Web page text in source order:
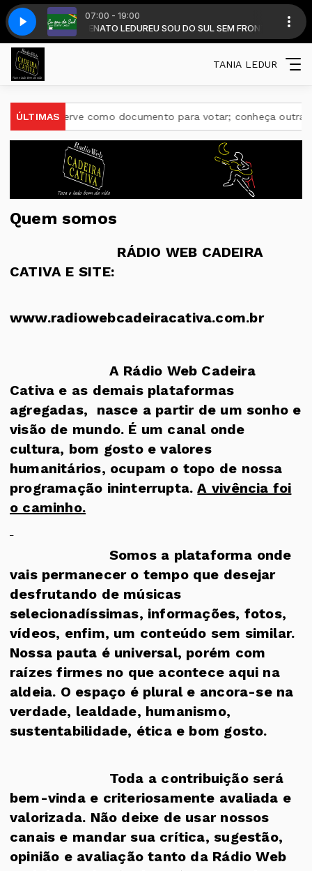
07:00 - 19:00
com DALMIR RENATO LEDUREU SOU DO SUL SEM FRONTEIRA com
NOSSO ATZ 984.....DL 164V CHAME NO NOSSO ATZ 984.....DL
TANIA LEDUR
ÚLTIMAS
E-Título serve como documento para votar; conheça outras
Quem somos
RÁDIO WEB CADEIRA
CATIVA E SITE:
www.radiowebcadeiracativa.com.br
A Rádio Web Cadeira
Cativa e as demais plataformas
agregadas, nasce a partir de um sonho e
visão de mundo. É um canal onde
cultura, bom gosto e valores
humanitários, ocupam o topo de nossa
programação ininterrupta.A vivência foi
o caminho.
Somos a plataforma onde
vais permanecer o tempo que desejar
desfrutando de músicas
selecionadíssimas, informações, fotos,
vídeos, enfim, um conteúdo sem similar.
Nossa pauta é universal, porém com
raízes firmes no que acontece aqui na
aldeia. O espaço é plural e ancora-se na
verdade, lealdade, humanismo,
sustentabilidade, ética e bom gosto.
Toda a contribuição será
bem-vinda e criteriosamente avaliada e
valorizada. Não deixe de usar nossos
canais e mandar sua crítica, sugestão,
opinião e avaliação tanto da Rádio Web